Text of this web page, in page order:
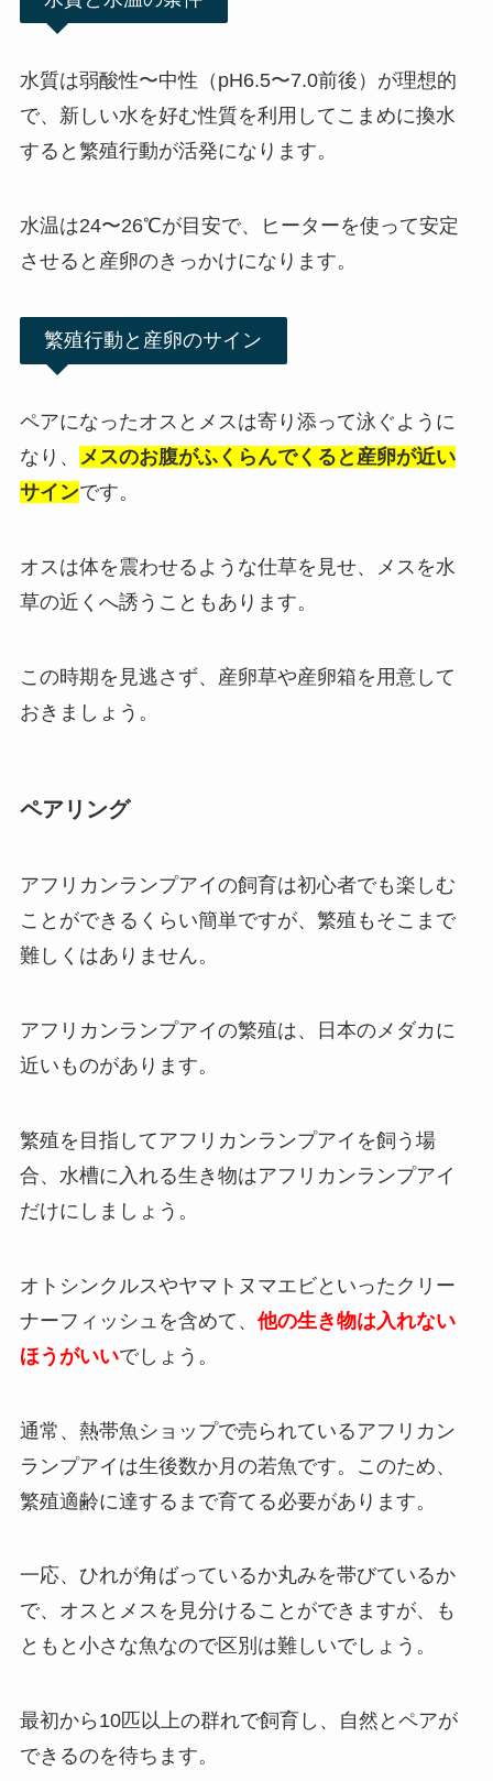
水質は弱酸性〜中性（pH6.5〜7.0前後）が理想的
で、新しい水を好む性質を利用してこまめに換水
すると繁殖行動が活発になります。
水温は24〜26℃が目安で、ヒーターを使って安定
させると産卵のきっかけになります。
繁殖行動と産卵のサイン
ペアになったオスとメスは寄り添って泳ぐように
なり、 メスのお腹がふくらんでくると産卵が近い
サインです。
オスは体を震わせるような仕草を見せ、メスを水
草の近くへ誘うこともあります。
この時期を見逃さず、産卵草や産卵箱を用意して
おきましょう。
ペアリング
アフリカンランプアイの飼育は初心者でも楽しむ
ことができるくらい簡単ですが、繁殖もそこまで
難しくはありません。
アフリカンランプアイの繁殖は、日本のメダカに
近いものがあります。
繁殖を目指してアフリカンランプアイを飼う場
合、水槽に入れる生き物はアフリカンランプアイ
だけにしましょう。
オトシンクルスやヤマトヌマエビといったクリー
ナーフィッシュを含めて、 他の生き物は入れない
ほうがいいでしょう。
通常、熱帯魚ショップで売られているアフリカン
ランプアイは生後数か月の若魚です。このため、
繁殖適齢に達するまで育てる必要があります。
一応、 ひれが角ばっているか丸みを帯びているか
で、オスとメスを見分けることができますが、も
ともと小さな魚なので区別は難しいでしょう。
最初から10匹以上の群れで飼育し、自然とペアが
できるのを待ちます。